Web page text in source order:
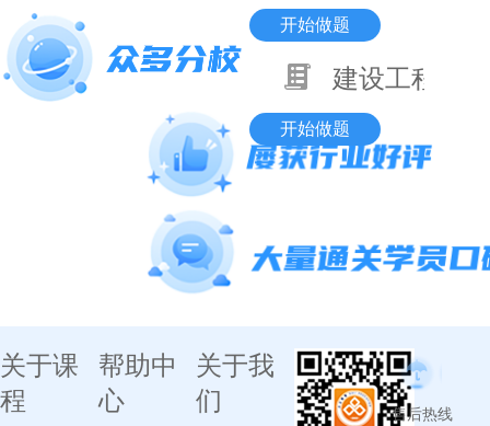
开始做题
建设工程基
开始做题
关于课
程
帮助中
心
关于我
们
售后热线